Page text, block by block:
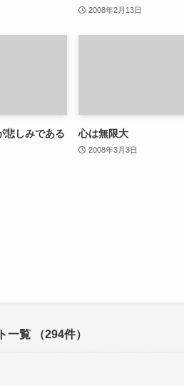
2008年2月13日
悲しみである 心は無限大
2008年3月3日
一覧 （294件）